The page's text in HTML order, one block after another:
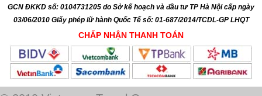
GCN ĐKKD số: 0104731205 do Sở kế hoạch và đầu tư TP Hà Nội cấp ngày
03/06/2010 Giấy phép lữ hành Quốc Tế số: 01-687/2014/TCDL-GP LHQT
CHẤP NHẬN THANH TOÁN